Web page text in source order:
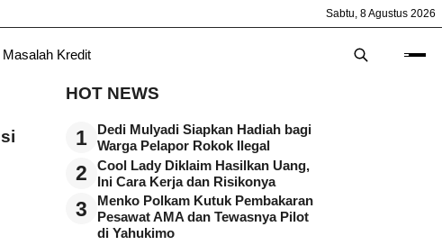
Sabtu, 8 Agustus 2026
Masalah Kredit
HOT NEWS
1
Dedi Mulyadi Siapkan Hadiah bagi
Warga Pelapor Rokok Ilegal
2
Cool Lady Diklaim Hasilkan Uang,
Ini Cara Kerja dan Risikonya
3
Menko Polkam Kutuk Pembakaran
Pesawat AMA dan Tewasnya Pilot
di Yahukimo